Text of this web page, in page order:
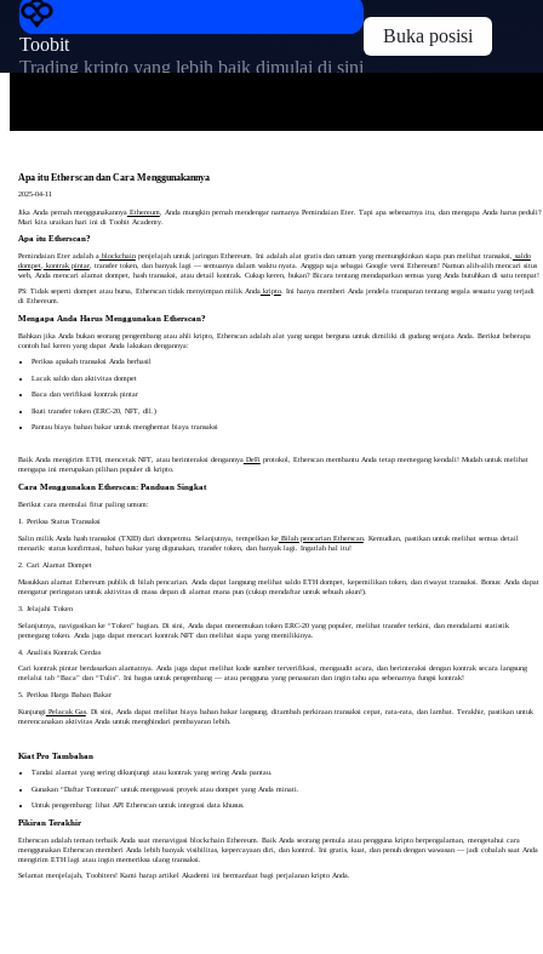
Toobit
Trading kripto yang lebih baik dimulai di sini
Buka posisi
Apa itu Etherscan dan Cara Menggunakannya
2025-04-11
Jika Anda pernah menggunakannyaEthereum, Anda mungkin pernah mendengar namanya Pemindaian Eter. Tapi apa sebenarnya itu, dan mengapa Anda harus peduli?
Mari kita uraikan hari ini di Toobit Academy.
Apa itu Etherscan?
Pemindaian Eter adalah ablockchainpenjelajah untuk jaringan Ethereum. Ini adalah alat gratis dan umum yang memungkinkan siapa pun melihat transaksi,
saldo
dompet, kontrak pintar, transfer token, dan banyak lagi — semuanya dalam waktu nyata. Anggap saja sebagai Google versi Ethereum! Namun alih-alih mencari situs
web, Anda mencari alamat dompet, hash transaksi, atau detail kontrak. Cukup keren, bukan? Bicara tentang mendapatkan semua yang Anda butuhkan di satu tempat!
PS: Tidak seperti dompet atau bursa, Etherscan tidak menyimpan milik Andakripto. Ini hanya memberi Anda jendela transparan tentang segala sesuatu yang terjadi
di Ethereum.
Mengapa Anda Harus Menggunakan Etherscan?
Bahkan jika Anda bukan seorang pengembang atau ahli kripto, Etherscan adalah alat yang sangat berguna untuk dimiliki di gudang senjata Anda. Berikut beberapa
contoh hal keren yang dapat Anda lakukan dengannya:
Periksa apakah transaksi Anda berhasil
Lacak saldo dan aktivitas dompet
Baca dan verifikasi kontrak pintar
Ikuti transfer token (ERC-20, NFT, dll.)
Pantau biaya bahan bakar untuk menghemat biaya transaksi
Baik Anda mengirim ETH, mencetak NFT, atau berinteraksi dengannyaDeFiprotokol, Etherscan membantu Anda tetap memegang kendali! Mudah untuk melihat
mengapa ini merupakan pilihan populer di kripto.
Cara Menggunakan Etherscan: Panduan Singkat
Berikut cara memulai fitur paling umum:
1. Periksa Status Transaksi
Salin milik Anda hash transaksi (TXID) dari dompetmu. Selanjutnya, tempelkan keBilah pencarian Etherscan. Kemudian, pastikan untuk melihat semua detail
menarik: status konfirmasi, bahan bakar yang digunakan, transfer token, dan banyak lagi. Ingatlah hal itu!
2. Cari Alamat Dompet
Masukkan alamat Ethereum publik di bilah pencarian. Anda dapat langsung melihat saldo ETH dompet, kepemilikan token, dan riwayat transaksi. Bonus: Anda dapat
mengatur peringatan untuk aktivitas di masa depan di alamat mana pun (cukup mendaftar untuk sebuah akun!).
3. Jelajahi Token
Selanjutnya, navigasikan ke “Token” bagian. Di sini, Anda dapat menemukan token ERC-20 yang populer, melihat transfer terkini, dan mendalami statistik
pemegang token. Anda juga dapat mencari kontrak NFT dan melihat siapa yang memilikinya.
4. Analisis Kontrak Cerdas
Cari kontrak pintar berdasarkan alamatnya. Anda juga dapat melihat kode sumber terverifikasi, mengaudit acara, dan berinteraksi dengan kontrak secara langsung
melalui tab “Baca” dan “Tulis”. Ini bagus untuk pengembang — atau pengguna yang penasaran dan ingin tahu apa sebenarnya fungsi kontrak!
5. Periksa Harga Bahan Bakar
KunjungiPelacak Gas. Di sini, Anda dapat melihat biaya bahan bakar langsung, ditambah perkiraan transaksi cepat, rata-rata, dan lambat. Terakhir, pastikan untuk
merencanakan aktivitas Anda untuk menghindari pembayaran lebih.
Kiat Pro Tambahan
Tandai alamat yang sering dikunjungi atau kontrak yang sering Anda pantau.
Gunakan “Daftar Tontonan” untuk mengawasi proyek atau dompet yang Anda minati.
Untuk pengembang: lihat API Etherscan untuk integrasi data khusus.
Pikiran Terakhir
Etherscan adalah teman terbaik Anda saat menavigasi blockchain Ethereum. Baik Anda seorang pemula atau pengguna kripto berpengalaman, mengetahui cara
menggunakan Etherscan memberi Anda lebih banyak visibilitas, kepercayaan diri, dan kontrol. Ini gratis, kuat, dan penuh dengan wawasan — jadi cobalah saat Anda
mengirim ETH lagi atau ingin memeriksa ulang transaksi.
Selamat menjelajah, Toobiters! Kami harap artikel Akademi ini bermanfaat bagi perjalanan kripto Anda.